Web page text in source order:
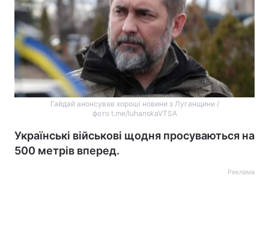
Гайдай анонсував хороші новини з Луганщини /
фото t.me/luhanskaVTSA
Українські військові щодня просуваються на
500 метрів вперед.
Реклама